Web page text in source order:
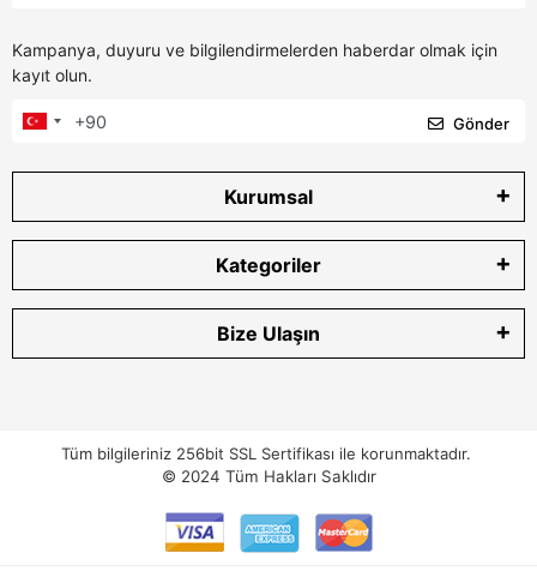
Kampanya, duyuru ve bilgilendirmelerden haberdar olmak için
kayıt olun.
Gönder
Kurumsal
Kategoriler
Bize Ulaşın
Tüm bilgileriniz 256bit SSL Sertifikası ile korunmaktadır.
© 2024 Tüm Hakları Saklıdır